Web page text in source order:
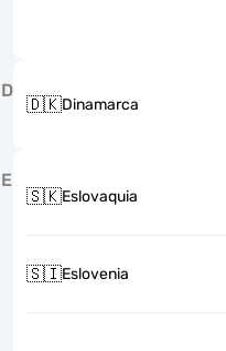
D
🇩🇰Dinamarca
E
🇸🇰Eslovaquia
🇸🇮Eslovenia